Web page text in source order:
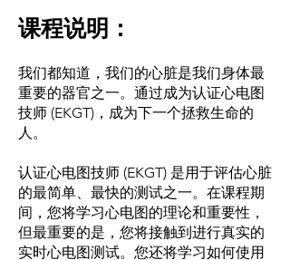
课程说明：
我们都知道，我们的心脏是我们身体最
重要的器官之一。通过成为认证心电图
技师 (EKGT)，成为下一个拯救生命的
人。
认证心电图技师 (EKGT) 是用于评估心脏
的最简单、最快的测试之一。在课程期
间，您将学习心电图的理论和重要性，
但最重要的是，您将接触到进行真实的
实时心电图测试。您还将学习如何使用